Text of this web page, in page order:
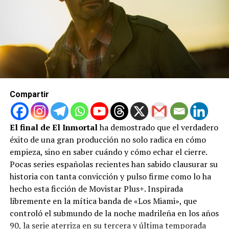
solo; lo acompaña un elenco multisectorial de gigantes
de Hollywood que incluye a Tom Holland, Anne
Hathaway, Robert Pattinson, Lupita Nyong’o, Zendaya,
Charlize Theron, Elliot Page, Jon Bernthal y John
Leguizamo.
Además, el formato técnico ha sido un factor decisivo.
La cinta se ha transformado en un fenómeno sin
precedentes dentro de las salas IMAX, aportando 48
millones de dólares solo en su último fin de semana. La
fiebre por experimentar la visión de Nolan es tal que las
funciones en el codiciado formato IMAX de 70
milímetros están prácticamente agotadas hasta
septiembre en Estados Unidos y Canadá.
Si tenías dudas sobre si la mitología griega podía
convertirse en el mayor blockbuster moderno, el
público ya ha dado su veredicto en las salas de cine.
Compartir
El final de El Inmortalha demostrado que el verdadero
éxito de una gran producción no solo radica en cómo
empieza, sino en saber cuándo y cómo echar el cierre.
Pocas series españolas recientes han sabido clausurar su
historia con tanta convicción y pulso firme como lo ha
hecho esta ficción de Movistar Plus+. Inspirada
libremente en la mítica banda de «Los Miami», que
controló el submundo de la noche madrileña en los años
90, la serie aterriza en su tercera y última temporada